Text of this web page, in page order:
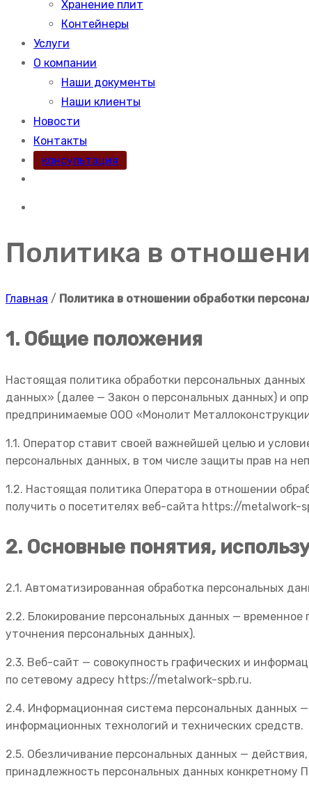
Хранение плит
Контейнеры
Услуги
О компании
Наши документы
Наши клиенты
Новости
Контакты
консультация
Политика в
Главная / Политика в отношении обработки
1. Общие положения
Настоящая политика обработки персональных
данных» (далее — Закон о персональных данных) и
предпринимаемые ООО «Монолит
1.1. Оператор ставит своей важнейшей целью и
персональных данных, в том числе защиты прав на
1.2. Настоящая политика Оператора в отношении
получить о посетителях веб-сайта https://metalwork-
2. Основные понятия,
2.1. Автоматизированная обработка персональных
2.2. Блокирование персональных данных —
уточнения персональных данных).
2.3. Веб-сайт — совокупность графических и
по сетевому адресу https://metalwork-spb.ru.
2.4. Информационная система персональных данных
информационных технологий и технических средств.
2.5. Обезличивание персональных данных —
принадлежность персональных данных конкретному